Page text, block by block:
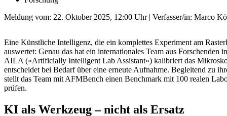
Meldung vom: 22. Oktober 2025, 12:00 Uhr| Verfasser/in: Marco
Eine Künstliche Intelligenz, die ein komplettes Experiment am
auswertet: Genau das hat ein internationales Team aus
AILA (»Artificially Intelligent Lab Assistant«) kalibriert das
entscheidet bei Bedarf über eine erneute Aufnahme. Begleitend zu
stellt das Team mit AFMBench einen Benchmark mit 100 realen
prüfen.
KI als Werkzeug – nicht als Ersatz